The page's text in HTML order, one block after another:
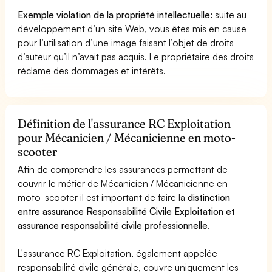
Exemple violation de la propriété intellectuelle: suite au
développement d’un site Web, vous êtes mis en cause
pour l’utilisation d’une image faisant l’objet de droits
d’auteur qu’il n’avait pas acquis. Le propriétaire des droits
réclame des dommages et intérêts.
Définition de l'assurance RC Exploitation
pour Mécanicien / Mécanicienne en moto-
scooter
Afin de comprendre les assurances permettant de
couvrir le métier de Mécanicien / Mécanicienne en
moto-scooter il est important de faire ladistinction
entre assurance Responsabilité Civile Exploitation et
assurance responsabilité civile professionnelle.
L'assurance RC Exploitation, également appelée
responsabilité civile générale, couvre uniquement les